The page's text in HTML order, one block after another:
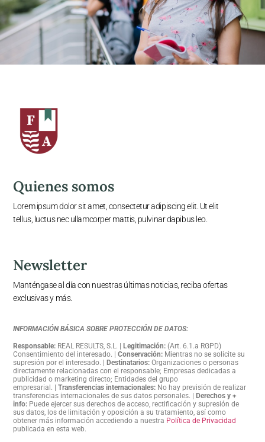
Quienes somos
Lorem ipsum dolor sit amet, consectetur adipiscing elit. Ut elit
tellus, luctus nec ullamcorper mattis, pulvinar dapibus leo.
Newsletter
Manténgase al día con nuestras últimas noticias, reciba ofertas
exclusivas y más.
INFORMACIÓN BÁSICA SOBRE PROTECCIÓN DE DATOS:
Responsable: REAL RESULTS, S.L. |Legitimación: (Art. 6.1.a RGPD)
Consentimiento del interesado. |Conservación: Mientras no se solicite su
supresión por el interesado. |Destinatarios: Organizaciones o personas
directamente relacionadas con el responsable; Empresas dedicadas a
publicidad o marketing directo; Entidades del grupo
empresarial. |Transferencias internacionales: No hay previsión de realizar
transferencias internacionales de sus datos personales. |Derechos y +
info: Puede ejercer sus derechos de acceso, rectificación y supresión de
sus datos, los de limitación y oposición a su tratamiento, así como
obtener más información accediendo a nuestra Política de Privacidad
publicada en esta web.